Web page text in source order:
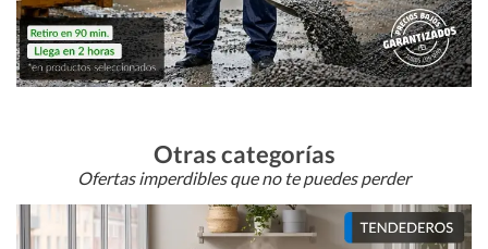
Otras categorías
Ofertas imperdibles que no te puedes perder